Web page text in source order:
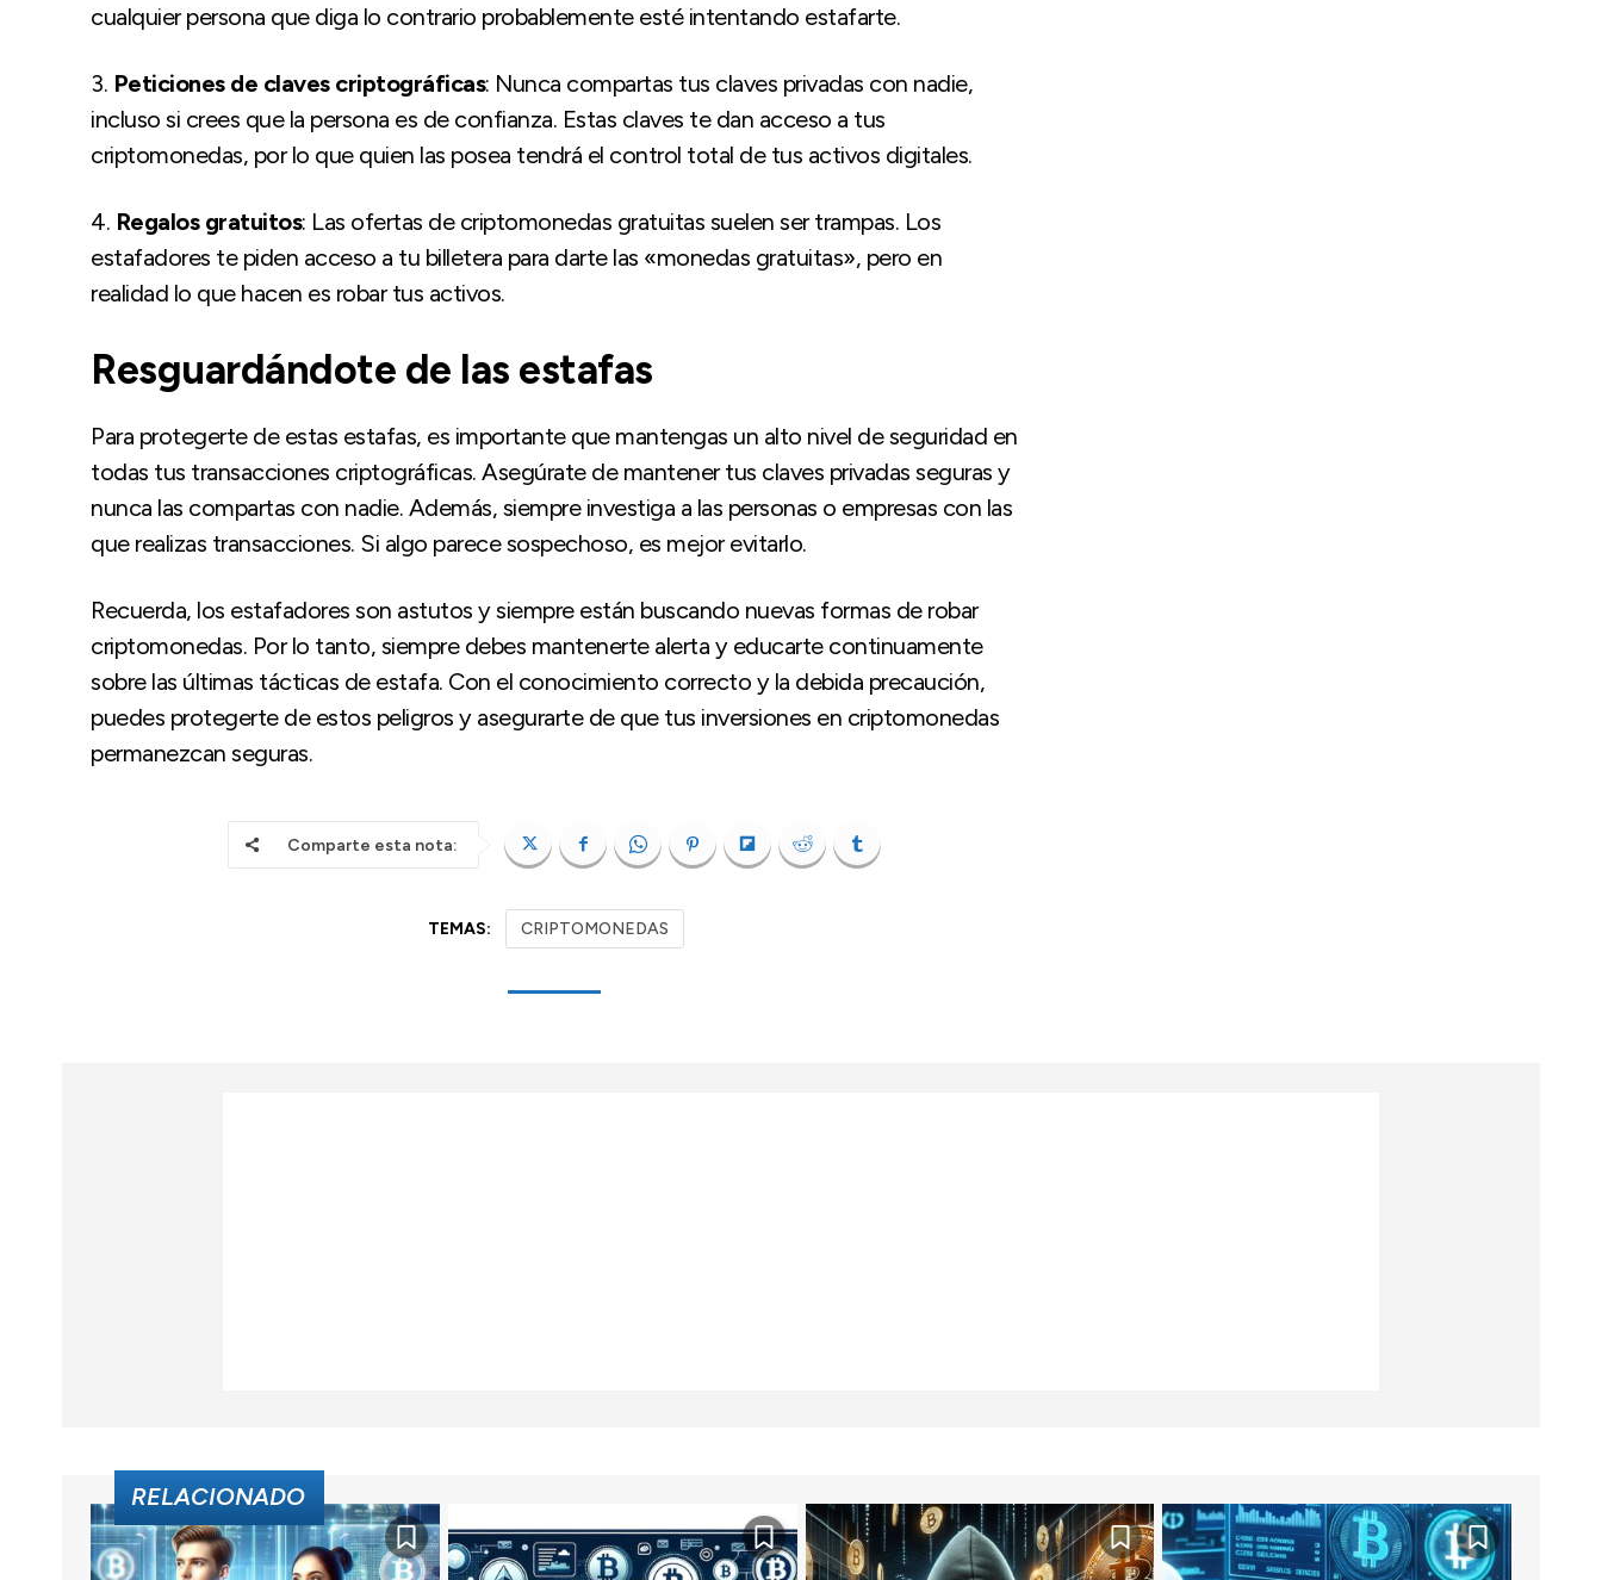
cualquier persona que diga lo contrario probablemente esté intentando estafarte.
3. Peticiones de claves criptográficas: Nunca compartas tus claves privadas con nadie,
incluso si crees que la persona es de confianza. Estas claves te dan acceso a tus
criptomonedas, por lo que quien las posea tendrá el control total de tus activos digitales.
4. Regalos gratuitos: Las ofertas de criptomonedas gratuitas suelen ser trampas. Los
estafadores te piden acceso a tu billetera para darte las «monedas gratuitas», pero en
realidad lo que hacen es robar tus activos.
Resguardándote de las estafas
Para protegerte de estas estafas, es importante que mantengas un alto nivel de seguridad en
todas tus transacciones criptográficas. Asegúrate de mantener tus claves privadas seguras y
nunca las compartas con nadie. Además, siempre investiga a las personas o empresas con las
que realizas transacciones. Si algo parece sospechoso, es mejor evitarlo.
Recuerda, los estafadores son astutos y siempre están buscando nuevas formas de robar
criptomonedas. Por lo tanto, siempre debes mantenerte alerta y educarte continuamente
sobre las últimas tácticas de estafa. Con el conocimiento correcto y la debida precaución,
puedes protegerte de estos peligros y asegurarte de que tus inversiones en criptomonedas
permanezcan seguras.
Comparte esta nota:
TEMAS: CRIPTOMONEDAS
RELACIONADO